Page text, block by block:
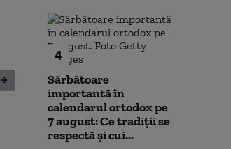
Noi verificări pe aeroportul
din Leipzig: sute de polițiști
caută o a doua dronă.
Varianta exclusă de
anchetatori
4
Sărbătoare
importantă în
calendarul ortodox pe
7 august: Ce tradiții se
respectă și cui...